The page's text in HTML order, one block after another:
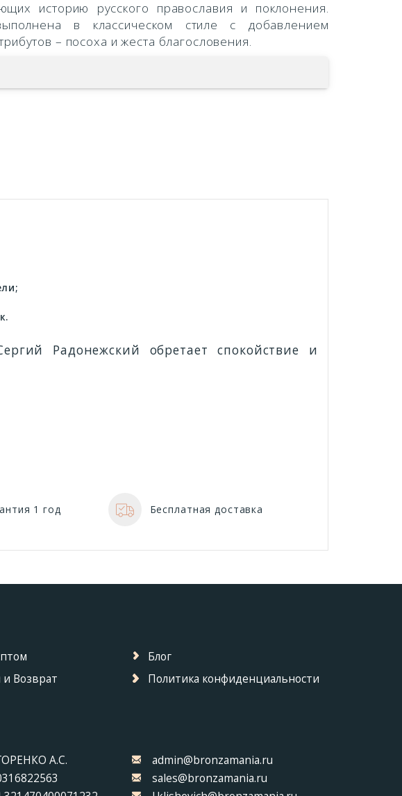
историю русского православия и поклонения.
в классическом стиле с добавлением
– посоха и жеста благословения.
Радонежский обретает спокойствие и
1 год Бесплатная доставка
Блог
и Возврат Политика конфиденциальности
А.С.
admin@bronzamania.ru
sales@bronzamania.ru